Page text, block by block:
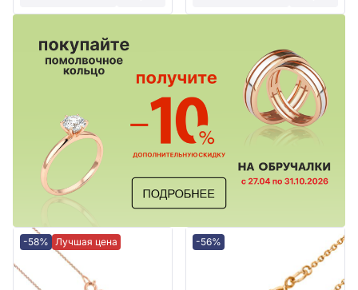
-58% Лучшая цена -56%